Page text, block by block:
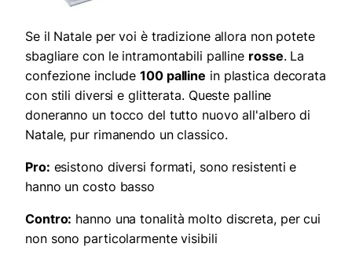
Se il Natale per voi è tradizione allora non potete
sbagliare con le intramontabili palline rosse. La
confezione include100 palline in plastica decorata
con stili diversi e glitterata. Queste palline
doneranno un tocco del tutto nuovo all'albero di
Natale, pur rimanendo un classico.
Pro: esistono diversi formati, sono resistenti e
hanno un costo basso
Contro: hanno una tonalità molto discreta, per cui
non sono particolarmente visibili